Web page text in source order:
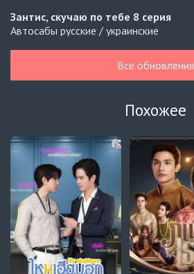
Зантис, скучаю по тебе 8 серия
Автосабы русские / украинские
Автосабы русские / украинские
Давай немного подождём,
Превью
Навечно влюблённые
9 серия
Превью
Навечно влюблённые
8 серия
Автосабы русские / украинские
Все обновления
Похожее